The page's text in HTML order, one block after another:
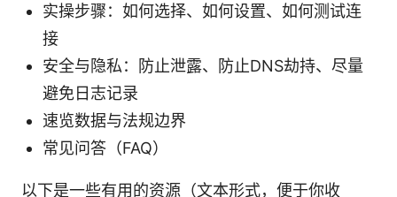
实操步骤：如何选择、如何设置、如何测试连
接
安全与隐私：防止泄露、防止DNS劫持、尽量
避免日志记录
速览数据与法规边界
常见问答（FAQ）
以下是一些有用的资源（文本形式，便于你收